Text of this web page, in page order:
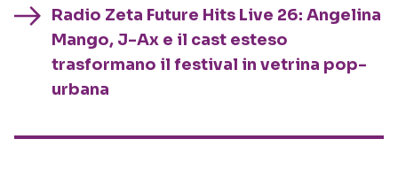
Radio Zeta Future Hits Live 26: Angelina
Mango, J-Ax e il cast esteso
trasformano il festival in vetrina pop-
urbana